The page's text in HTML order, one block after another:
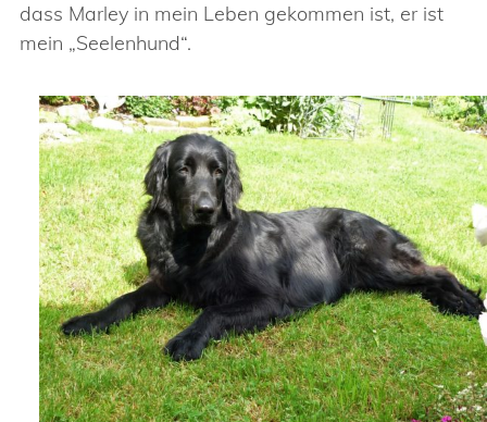
dass Marley in mein Leben gekommen ist, er ist
mein „Seelenhund“.